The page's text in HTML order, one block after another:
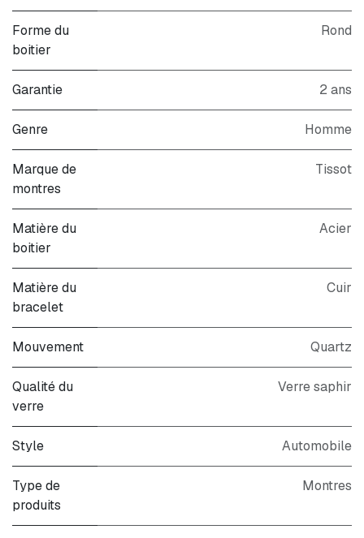
Forme du
boitier
Rond
Garantie 2 ans
Genre Homme
Marque de
montres
Tissot
Matière du
boitier
Acier
Matière du
bracelet
Cuir
Mouvement Quartz
Qualité du
verre
Verre saphir
Style Automobile
Type de
produits
Montres